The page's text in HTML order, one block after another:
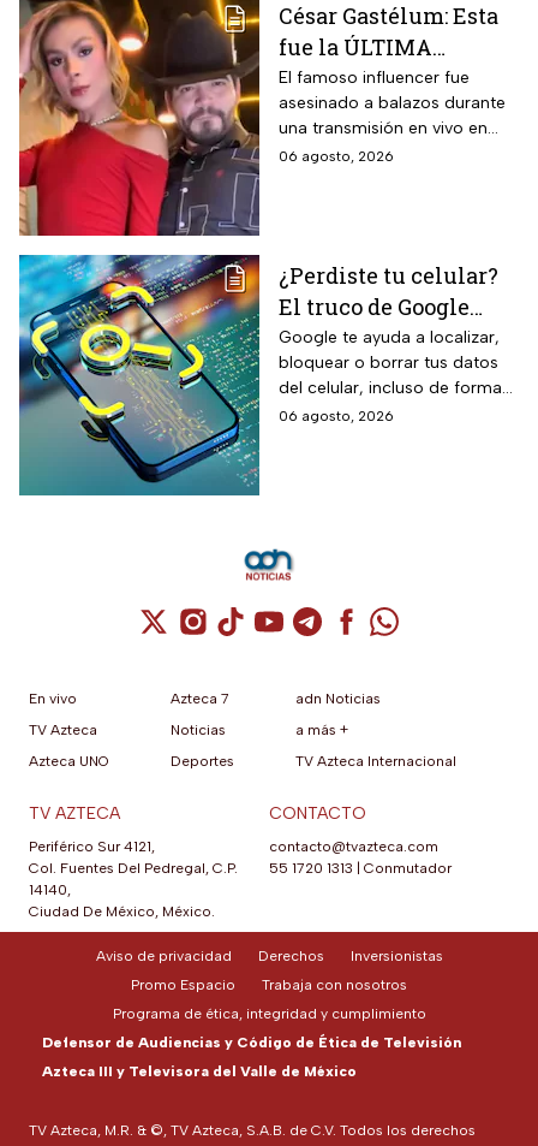
térmicas frente al frío y calor,
reducción del paso de ruidos
exteriores y aplicación directa
mediante cepillo de ixtle sin
necesidad de tela de refuerzo
César Gastélum: Esta
fue la ÚLTIMA
publicación del
influencer en redes
sociales: “La cita
fresita” | VIDEO
El famoso influencer fue
asesinado a balazos durante
una transmisión en vivo en
calles del municipio de
06 agosto, 2026
¿Perdiste tu celular?
El truco de Google
para localizarlo y
proteger tus datos
Google te ayuda a localizar,
bloquear o borrar tus datos
del celular, incluso de forma
remota; debes tener activada
06 agosto, 2026
Cuenta de X / Twitter (se abre en una
Cuenta de Instagram (se abre en una
Cuenta de TikTok (se abre en
Cuenta de YouTube (se abre
Cuenta de Telegram (se
Cuenta de
Cuenta de
En vivo
TV Azteca
Azteca UNO
Azteca 7
Noticias
Deportes
adn Noticias
a más +
TV Azteca Internacional
TV AZTECA
Periférico Sur 4121,
Col. Fuentes Del Pedregal, C.P.
14140,
Ciudad De México, México.
CONTACTO
contacto@tvazteca.com
55 1720 1313
Conmutador
TV Azteca, M.R. & ©, TV Azteca, S.A.B. de C.V. Todos los derechos
Aviso de privacidad Derechos
Inversionistas
Promo Espacio
Trabaja con nosotros
Programa de ética, integridad y cumplimiento
Defensor de Audiencias y Código de Ética de Televisión
Azteca III y Televisora del Valle de México